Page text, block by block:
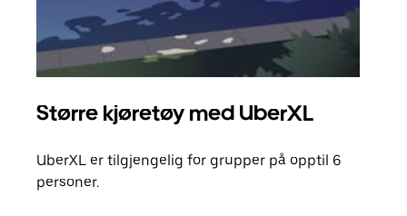
Større kjøretøy med UberXL
UberXL er tilgjengelig for grupper på opptil 6
personer.